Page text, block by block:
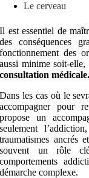
Le cerveau
Il est essentiel de
des conséquences
fonctionnement des
aussi minime soit-
consultation médicale.
Dans les cas où le
accompagner pour
propose un
seulement
traumatismes ancrés
souvent un rôle
comportements
démarche complexe.